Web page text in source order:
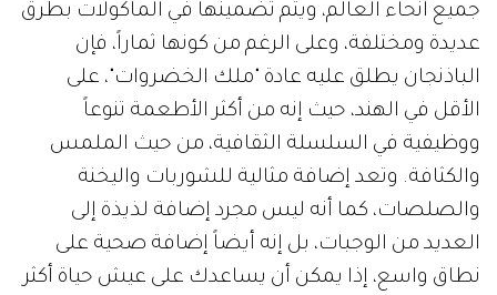
جميع أنحاء العالم، ويتم تضمينها في المأكولات بطرق
عديدة ومختلفة، وعلى الرغم من كونها ثماراً، فإن
الباذنجان يطلق عليه عادة "ملك الخضروات"، على
الأقل في الهند، حيث إنه من أكثر الأطعمة تنوعاً
ووظيفية في السلسلة الثقافية، من حيث الملمس
والكثافة. وتعد إضافة مثالية للشوربات واليخنة
والصلصات، كما أنه ليس مجرد إضافة لذيذة إلى
العديد من الوجبات، بل إنه أيضاً إضافة صحية على
نطاق واسع، إذا يمكن أن يساعدك على عيش حياة أكثر